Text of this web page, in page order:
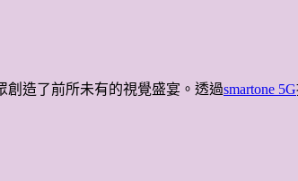
創造了前所未有的視覺盛宴。透過smartone 5G